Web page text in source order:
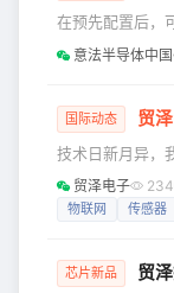
21.4亿美元，随
集成的
在预先配置后，
法半导体新发
能。 FP-IND-
服系统、家电
流程和必要的开
（FOC）算法
意法半导体中国
国际动态 贸
技术日新月异，
路上，获取前沿
自己的成果，创
借此能为你带
贸泽电子 234
物联网 传感器
芯片新品 贸